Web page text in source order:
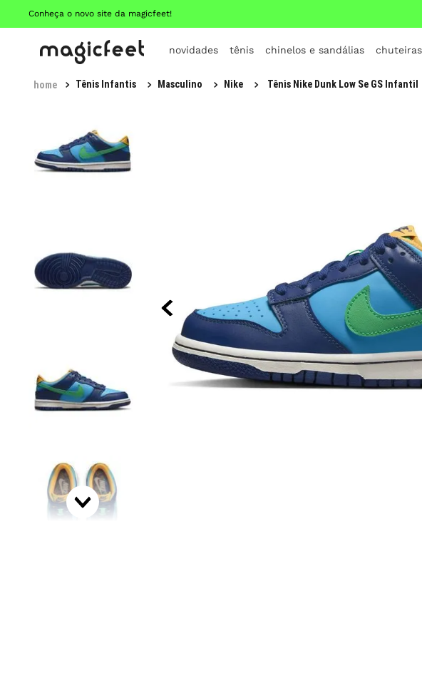
Conheça o novo site da magicfeet!
novidades tênis chinelos e sandálias chuteiras
Tênis Infantis Masculino Nike Tênis Nike Dunk Low Se GS Infantil
TERMOS
croc
7º
vans
8º
all star
9º
new
tênis